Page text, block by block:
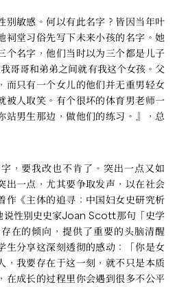
别敏感。何以有此名字？皆因当年叶
祠堂习俗先写下未来小孩的名字。她
个名字，他们当时以为三个都是儿子
哥哥和弟弟之间就有我这个女孩。父
而只有一个女儿的他们并无重男轻女
被人取笑。有个很坏的体育男老师一
站男生那边，做他们的练习。』，总
，要我改也不肯了。突出一点又如
出一点，尤其要争取发声，以在社会
作《主体的追寻：中国妇女史研究析
说性别史史家Joan Scott那句「史学
在的倾向，提供了重要的头脑清醒
生分享这深刻透彻的感动：「你是女
，我要存在于这一刻，就不只是本质
在成长的过程里你会遇到很多不公平